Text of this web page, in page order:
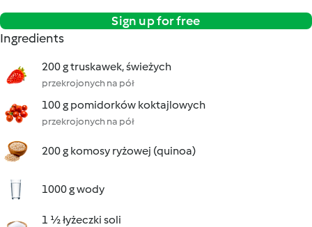
Sign up for free
Ingredients
200 g truskawek, świeżych
przekrojonych na pół
100 g pomidorków koktajlowych
przekrojonych na pół
200 g komosy ryżowej (quinoa)
1000 g wody
1 ½ łyżeczki soli